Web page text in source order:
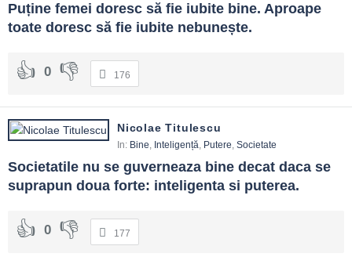
Puține femei doresc să fie iubite bine. Aproape
toate doresc să fie iubite nebunește.
0 176
Nicolae Titulescu
In: Bine, Inteligență, Putere, Societate
Societatile nu se guverneaza bine decat daca se
suprapun doua forte: inteligenta si puterea.
0 177